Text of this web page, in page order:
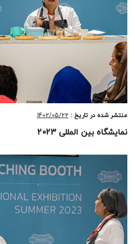
منتشر شده در تاریخ : 1402/05/22
نمایشگاه بین المللی 2023